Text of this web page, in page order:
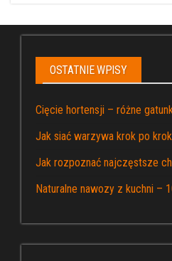
OSTATNIE WPISY
Cięcie hortensji – różne
Jak siać warzywa krok po
Jak rozpoznać najczęstsze
Naturalne nawozy z kuchni –